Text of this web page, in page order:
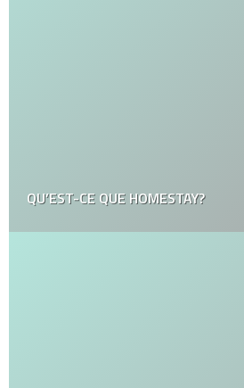
QU’EST-CE QUE HOMESTAY?